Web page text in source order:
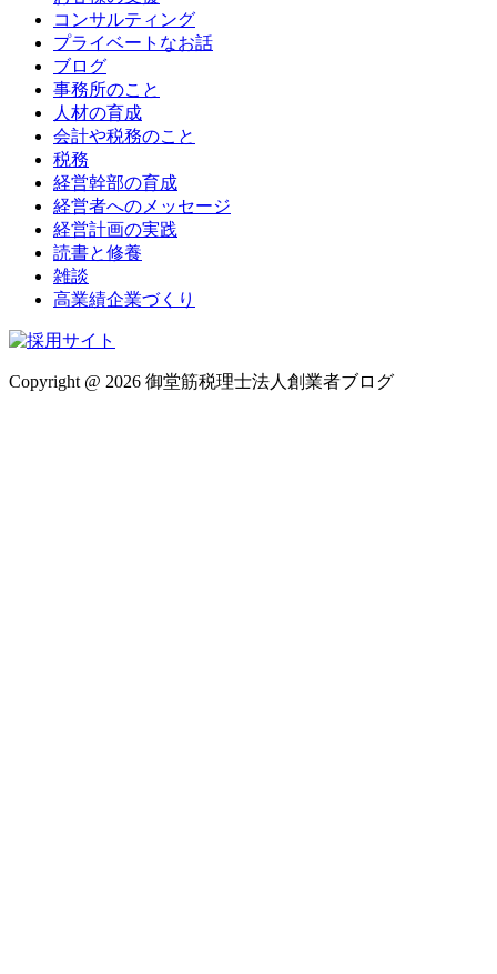
コンサルティング
プライベートなお話
ブログ
事務所のこと
人材の育成
会計や税務のこと
税務
経営幹部の育成
経営者へのメッセージ
経営計画の実践
読書と修養
雑談
高業績企業づくり
Copyright @ 2026 御堂筋税理士法人創業者ブログ